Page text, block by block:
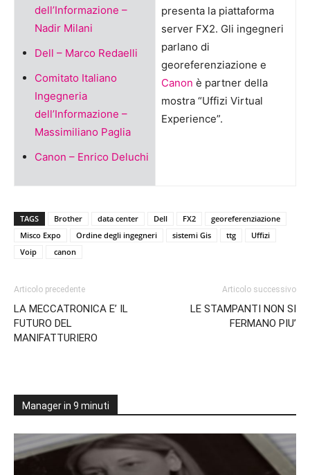
dell’Informazione –
Nadir Milani
Dell – Marco Redaelli
Comitato Italiano
Ingegneria
dell’Informazione –
Massimiliano Paglia
Canon – Enrico Deluchi
presenta la piattaforma
server FX2. Gli ingegneri
parlano di
georeferenziazione e
Canon è partner della
mostra “Uffizi Virtual
Experience”.
TAGS Brother data center Dell FX2
georeferenziazione
Misco Expo
Ordine degli ingegneri sistemi Gis ttg
Uffizi
Voip
canon
Articolo precedente
LA MECCATRONICA E’ IL
FUTURO DEL
MANIFATTURIERO
Articolo successivo
LE STAMPANTI NON SI
FERMANO PIU’
Manager in 9 minuti